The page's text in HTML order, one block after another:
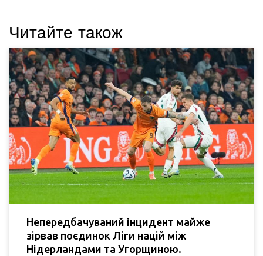
Читайте також
Непередбачуваний інцидент майже
зірвав поєдинок Ліги націй між
Нідерландами та Угорщиною.